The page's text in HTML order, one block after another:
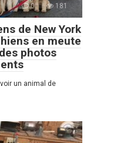
0 181
de New York
en meute
photos
un animal de